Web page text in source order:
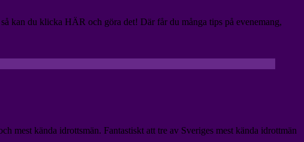
kan du klicka HÄR och göra det! Där får du många tips på evenemang,
mest kända idrottsmän. Fantastiskt att tre av Sveriges mest kända idrottmän